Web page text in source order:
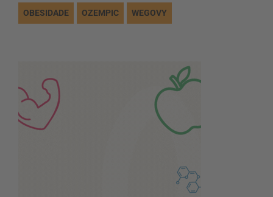
OBESIDADE OZEMPIC WEGOVY